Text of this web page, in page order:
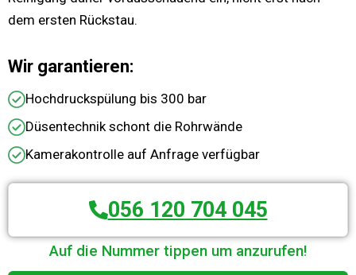
dem ersten Rückstau.
Wir garantieren:
Hochdruckspülung bis 300 bar
Düsentechnik schont die Rohrwände
Kamerakontrolle auf Anfrage verfügbar
056 120 704 045
Auf die Nummer tippen um anzurufen!